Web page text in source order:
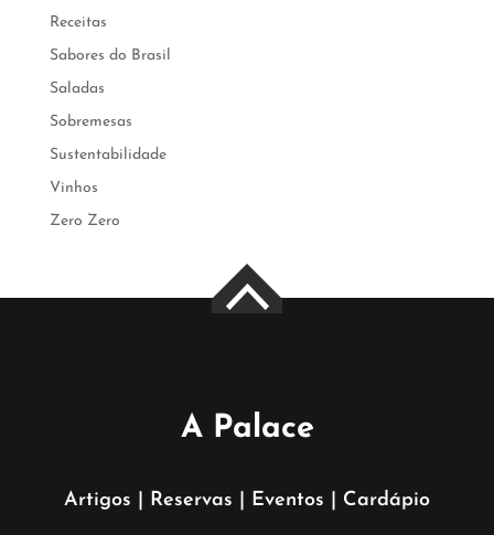
Receitas
Sabores do Brasil
Saladas
Sobremesas
Sustentabilidade
Vinhos
Zero Zero
A Palace
Artigos Reservas Eventos Cardápio